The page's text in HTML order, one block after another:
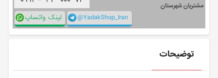
مشتریان شهرستان
لینک واتساپ @YadakShop_Iran
توضیحات